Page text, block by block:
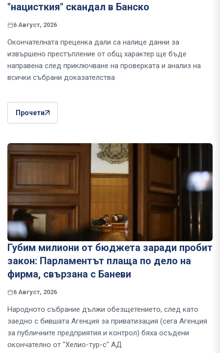
"нацисткия" скандал в Банско
6 Август, 2026
Окончателната преценка дали са налице данни за
извършено престъпление от общ характер ще бъде
направена след приключване на проверката и анализ на
всички събрани доказателства
Прочети
Губим милиони от бюджета заради пробит
закон: Парламентът плаща по дело на
фирма, свързана с Баневи
6 Август, 2026
Народното събрание дължи обезщетението, след като
заедно с бившата Агенция за приватизация (сега Агенция
за публичните предприятия и контрол) бяха осъдени
окончателно от "Хелио-тур-с" АД